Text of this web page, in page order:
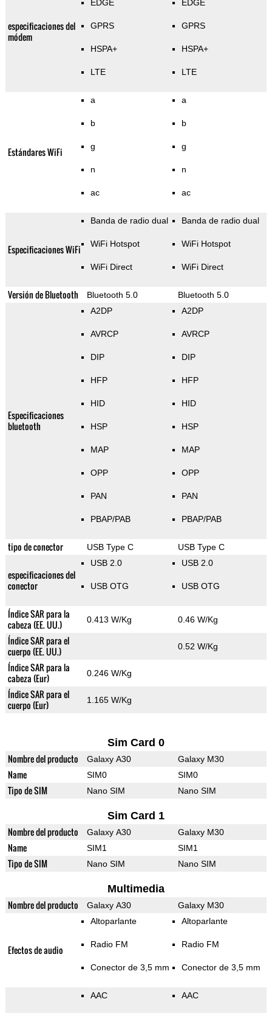
especificaciones del
módem
EDGE
GPRS
HSPA+
LTE
EDGE
GPRS
HSPA+
LTE
Estándares WiFi
a
b
g
n
ac
a
b
g
n
ac
Especificaciones WiFi
Banda de radio dual
WiFi Hotspot
WiFi Direct
Banda de radio dual
WiFi Hotspot
WiFi Direct
Versión de Bluetooth Bluetooth 5.0 Bluetooth 5.0
Especificaciones
bluetooth
A2DP
AVRCP
DIP
HFP
HID
HSP
MAP
OPP
PAN
PBAP/PAB
A2DP
AVRCP
DIP
HFP
HID
HSP
MAP
OPP
PAN
PBAP/PAB
tipo de conector USB Type C USB Type C
especificaciones del
conector
USB 2.0
USB OTG
USB 2.0
USB OTG
Índice SAR para la
cabeza (EE. UU.)
0.413 W/Kg 0.46 W/Kg
Índice SAR para el
cuerpo (EE. UU.)
0.52 W/Kg
Índice SAR para la
cabeza (Eur)
0.246 W/Kg
Índice SAR para el
cuerpo (Eur)
1.165 W/Kg
Sim Card 0
Nombre del producto Galaxy A30 Galaxy M30
Name SIM0 SIM0
Tipo de SIM Nano SIM Nano SIM
Sim Card 1
Nombre del producto Galaxy A30 Galaxy M30
Name SIM1 SIM1
Tipo de SIM Nano SIM Nano SIM
Multimedia
Nombre del producto Galaxy A30 Galaxy M30
Efectos de audio
Altoparlante
Radio FM
Conector de 3,5 mm
Altoparlante
Radio FM
Conector de 3,5 mm
AAC AAC